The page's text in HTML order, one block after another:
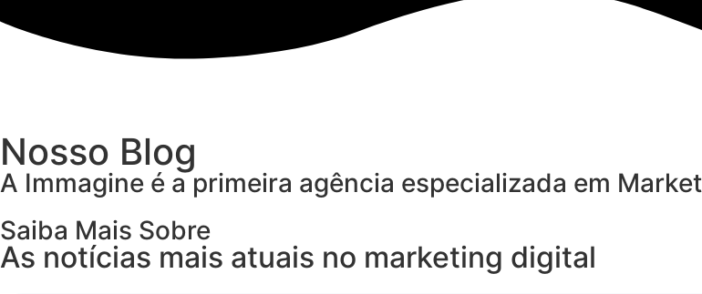
Nosso Blog
A Immagine é a primeira agência especializada em
Saiba Mais Sobre
As notícias mais atuais no marketing digital